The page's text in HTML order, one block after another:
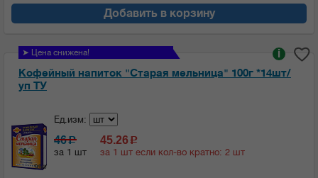
Добавить в корзину
➤ Цена снижена!
Кофейный напиток "Старая мельница" 100г *14шт/
уп ТУ
i
Ед.изм:
46c
за 1 шт
45.26 c
за 1 шт если кол-во кратно: 2 шт